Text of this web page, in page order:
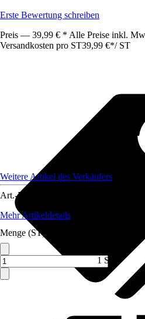
Erste Bewertung schreiben
Preis — 39,99 € * Alle Preise inkl.
Versandkosten pro ST39,99 €*/ ST
Weitere Artikel des Verkäufers
Art.-Nr.
Mehr Artikeldetails
Menge (ST)
1 ST